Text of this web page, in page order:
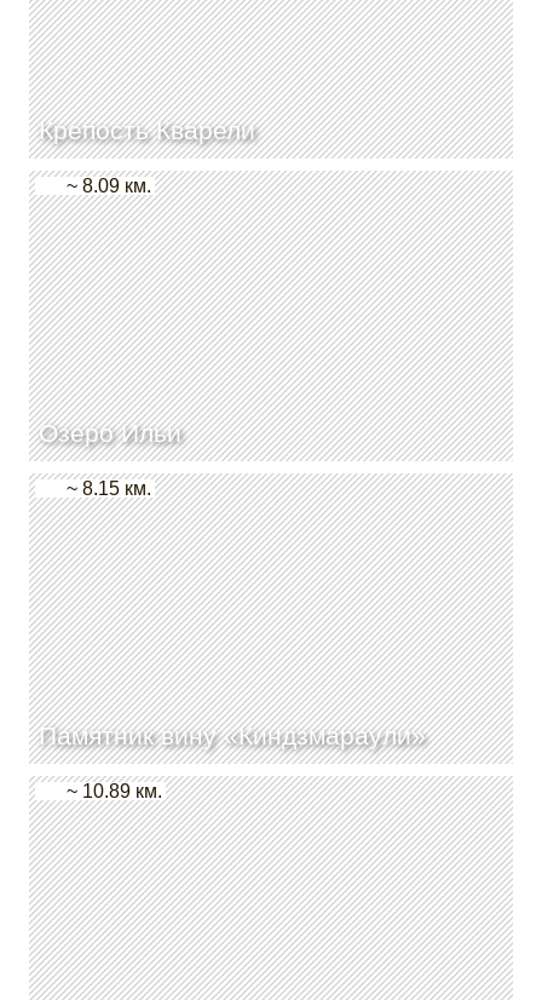
Крепость Кварели
Озеро Ильи
~ 8.09 км.
Памятник вину «Киндзмараули»
~ 8.15 км.
~ 10.89 км.